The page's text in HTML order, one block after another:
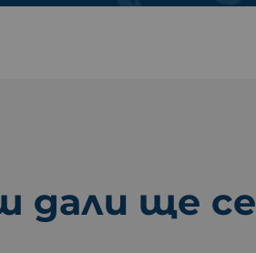
дали ще се